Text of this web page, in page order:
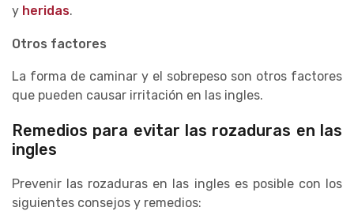
y heridas.
Otros factores
La forma de caminar y el sobrepeso son otros factores
que pueden causar irritación en las ingles.
Remedios para evitar las rozaduras en las
ingles
Prevenir las rozaduras en las ingles es posible con los
siguientes consejos y remedios: